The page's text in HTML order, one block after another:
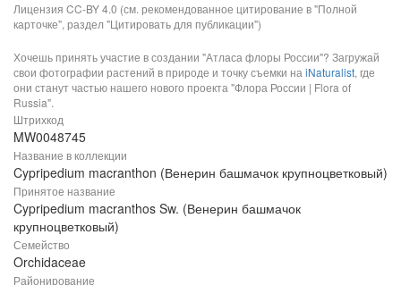
Лицензия CC-BY 4.0 (см. рекомендованное цитирование в "Полной
карточке", раздел "Цитировать для публикации")
Хочешь принять участие в создании "Атласа флоры России"? Загружай
свои фотографии растений в природе и точку съемки наiNaturalist, где
они станут частью нашего нового проекта "Флора России | Flora of
Russia".
Штрихкод
MW0048745
Название в коллекции
Cypripedium macranthon (Венерин башмачок крупноцветковый)
Принятое название
Cypripedium macranthos Sw. (Венерин башмачок
крупноцветковый)
Семейство
Orchidaceae
Районирование